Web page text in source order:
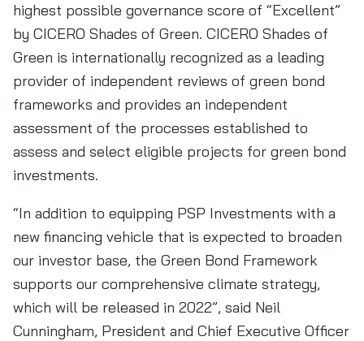
highest possible governance score of “Excellent”
by CICERO Shades of Green. CICERO Shades of
Green is internationally recognized as a leading
provider of independent reviews of green bond
frameworks and provides an independent
assessment of the processes established to
assess and select eligible projects for green bond
investments.
“In addition to equipping PSP Investments with a
new financing vehicle that is expected to broaden
our investor base, the Green Bond Framework
supports our comprehensive climate strategy,
which will be released in 2022”, said Neil
Cunningham, President and Chief Executive Officer